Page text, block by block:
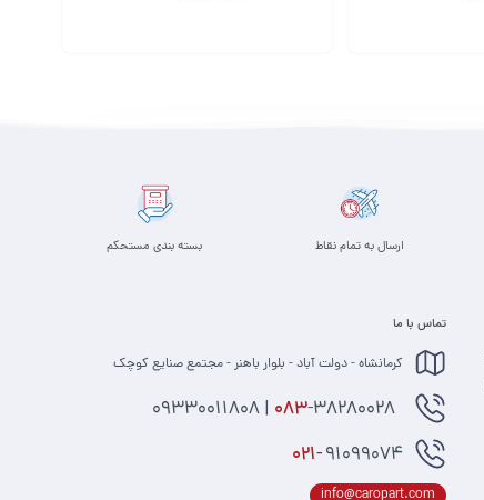
ارسال به تمام نقاط بسته بندی مستحکم
تماس با ما
کرمانشاه - دولت آباد - بلوار باهنر - مجتمع صنایع کوچک
-38280028 | 09330011808
021-91099074
info@caropart.com